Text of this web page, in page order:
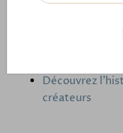
Ce lien aimanté
Découvrez
créateurs